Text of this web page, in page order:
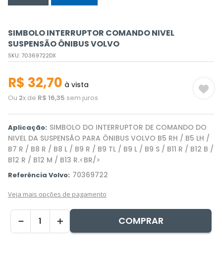
SIMBOLO INTERRUPTOR COMANDO NIVEL
SUSPENSÃO ÔNIBUS VOLVO
SKU:70369722DX
R$ 32,70 à vista
Ou 2x de R$ 16,35 sem juros
Aplicação: SIMBOLO DO INTERRUPTOR DE COMANDO DO
NIVEL DA SUSPENSÃO PARA ÔNIBUS VOLVO B5 RH / B5 LH /
B7 R / B8 R / B8 L / B9 R / B9 TL / B9 L / B9 S / B11 R / B12 B /
B12 R / B12 M / B13 R.<BR/>
Referência Volvo: 70369722
Veja mais opções de pagamento
＋
－ COMPRAR